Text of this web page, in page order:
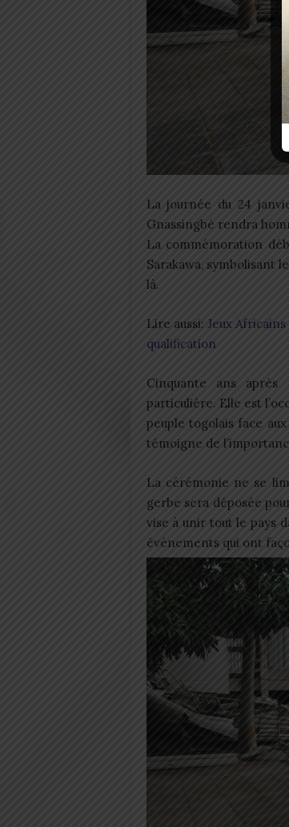
La journée du 24
Gnassingbé rendra
La commémoration
Sarakawa, symbolisant
là.
Lire aussi: Jeux
qualification
Cinquante ans
particulière. Elle est
peuple togolais face
témoigne de
La cérémonie ne se
gerbe sera déposée
vise à unir tout le pays
événements qui ont